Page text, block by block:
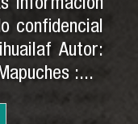
información
confidencial
Autor:
:...